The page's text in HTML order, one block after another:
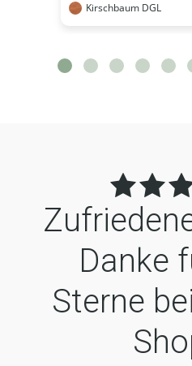
Kirschbaum DGL
Danke
Sterne